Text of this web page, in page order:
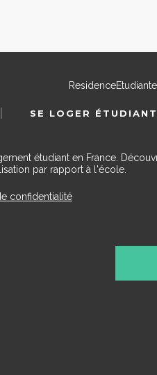
SE LOGER ÉTUDIANT
étudiant en France.
par rapport à l'école.
confidentialité